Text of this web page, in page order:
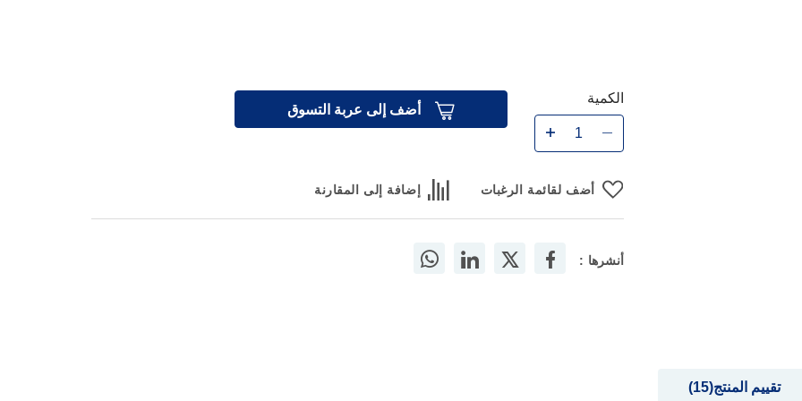
الكمية
أضف إلى عربة التسوق
أضف لقائمة الرغبات إضافة إلى المقارنة
أنشرها :
تقييم المنتج 15